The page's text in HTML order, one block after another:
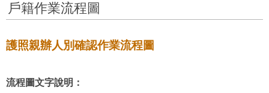
戶籍作業流程圖
護照親辦人別確認作業流程圖
流程圖文字說明：